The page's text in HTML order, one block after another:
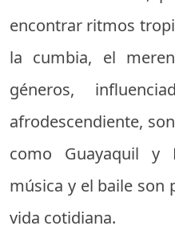
encontrar ritmos
la cumbia, el
géneros,
afrodescendiente,
como Guayaquil y
música y el baile son
vida cotidiana.